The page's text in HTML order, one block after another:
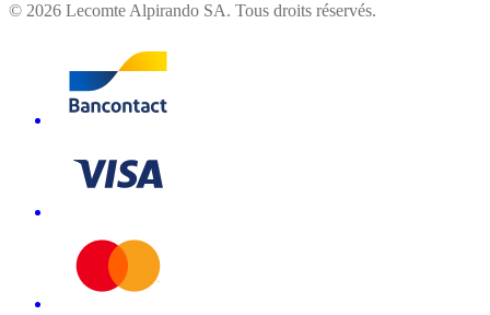
© 2026 Lecomte Alpirando SA. Tous droits réservés.